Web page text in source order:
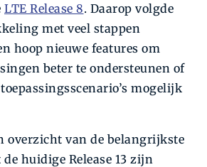
LTE Release 8. Daarop volgde
met veel stappen
hoop nieuwe features om
beter te ondersteunen of
mogelijk
overzicht van de belangrijkste
huidige Release 13 zijn